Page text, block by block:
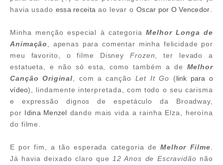
havia usado essa receita ao levar o Oscar por O Vencedor
Minha menção especial à categoriaMelhor Longa de
Animação
, apenas para comentar minha felicidade por
meu favorito, o filme DisneyFrozen , ter levado a
estatueta, e não só esta, como também a de Melhor
Canção Original , com a canção Let It Go (link para o
vídeo), lindamente interpretada, com todo o seu carisma
e expressão dignos de espetáculo da Broadway,
por Idina Menzel dando mais vida a rainha Elza, heroína
do filme.
E por fim, a tão esperada categoria de Melhor Filme
Já havia deixado claro que
12 Anos de Escravidão não